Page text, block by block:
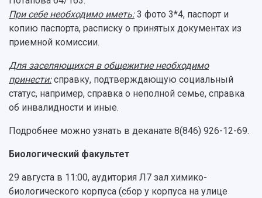
При себе необходимо иметь:3 фото 3*4, паспорт и
копию паспорта, расписку о принятых документах из
приемной комиссии.
Для заселяющихся в общежитие необходимо
принести:справку, подтверждающую социальный
статус, например, справка о неполной семье, справка
об инвалидности и иные.
Подробнее можно узнать в деканате 8(846) 926-12-69.
Биологический факультет
29 августа в 11:00, аудитория Л7 зал химико-
биологического корпуса (сбор у корпуса на улице